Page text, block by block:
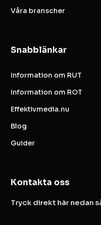
Våra branscher
Snabblänkar
Information om RUT
Information om ROT
Effektivmedia.nu
Blog
Guider
Kontakta oss
Tryck direkt här nedan